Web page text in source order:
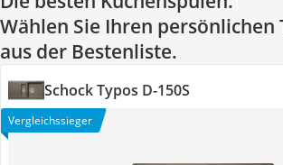
Wählen Sie Ihren persönlichen
aus der Bestenliste.
Schock Typos D-150S
Vergleichssieger